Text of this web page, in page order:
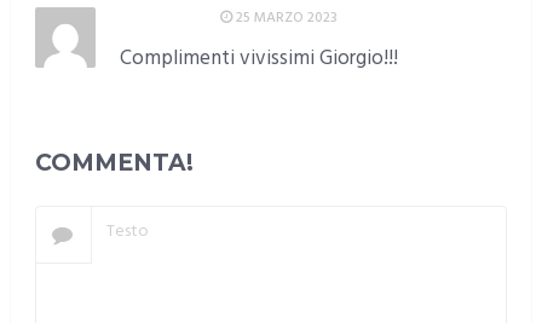
25 MARZO 2023
Complimenti vivissimi Giorgio!!!
COMMENTA!